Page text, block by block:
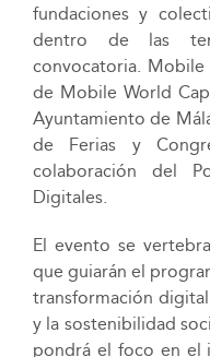
fundaciones y
dentro de las
convocatoria. Mobile
de Mobile World
Ayuntamiento de
de Ferias y
colaboración del
Digitales.
El evento se
que guiarán el
transformación
y la sostenibilidad
pondrá el foco en el